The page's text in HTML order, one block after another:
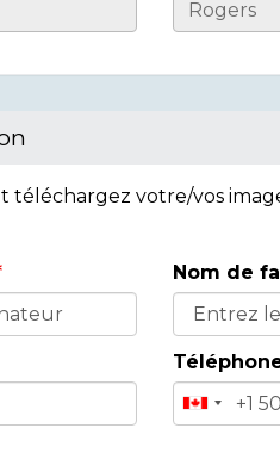
téléchargez votre/vos
Nom de